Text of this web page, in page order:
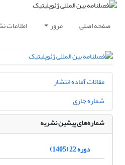
صفحه اصلی مرور اطلاعات
مقالات آماده انتشار
شماره جاری
شماره‌های پیشین نشریه
دوره 22 (1405)